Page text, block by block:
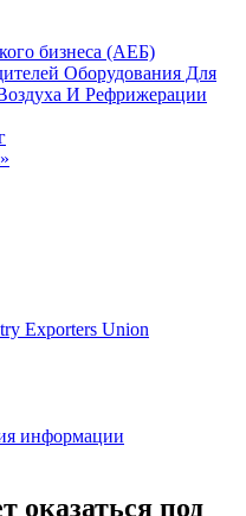
бизнеса (АЕБ)
Оборудования Для
И Рефрижерации
Exporters Union
информации
оказаться под